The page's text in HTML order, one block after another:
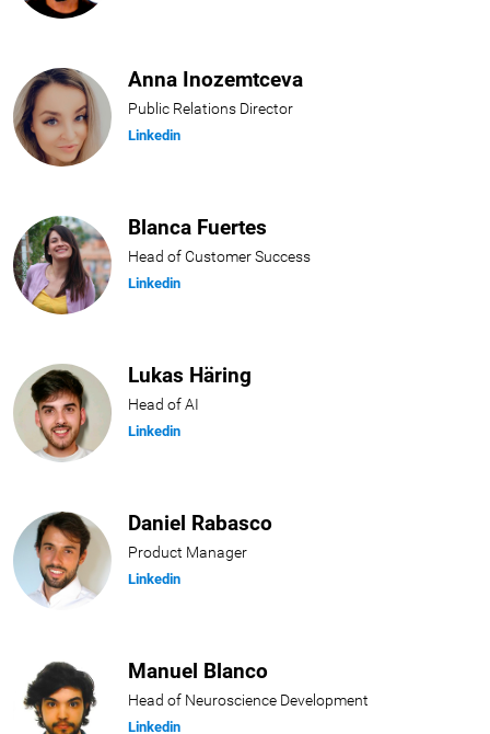
Anna Inozemtceva
Public Relations Director
Linkedin
Blanca Fuertes
Head of Customer Success
Linkedin
Lukas Häring
Head of AI
Linkedin
Daniel Rabasco
Product Manager
Linkedin
Manuel Blanco
Head of Neuroscience Development
Linkedin